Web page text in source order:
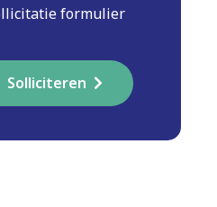
formulier
Solliciteren